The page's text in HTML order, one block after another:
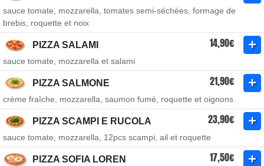
sauce tomate, mozzarella, tomates semi-séchées, formage de
brebis, roquette et noix
PIZZA SALAMI 14,90€
sauce tomate, mozzarella et salami
PIZZA SALMONE 21,90€
crème fraîche, mozzarella, saumon fumé, roquette et oignons
PIZZA SCAMPI E RUCOLA 23,90€
sauce tomate, mozzarella, 12pcs scampi, ail et roquette
PIZZA SOFIA LOREN 17,50€